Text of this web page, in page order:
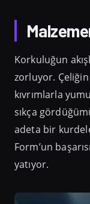
Korkuluğun
zorluyor.
kıvrımlarla
sıkça
adeta bir
Form’un
yatıyor.